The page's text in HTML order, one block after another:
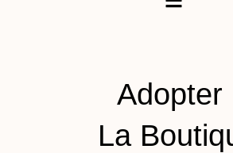
Adopter
La